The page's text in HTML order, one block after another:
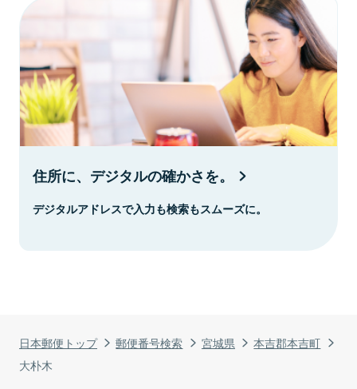
日本郵便トップ 郵便番号検索 宮城県
本吉郡本吉町
大朴木
住所に、デジタルの確かさを。
デジタルアドレスで入力も検索もスムーズに。